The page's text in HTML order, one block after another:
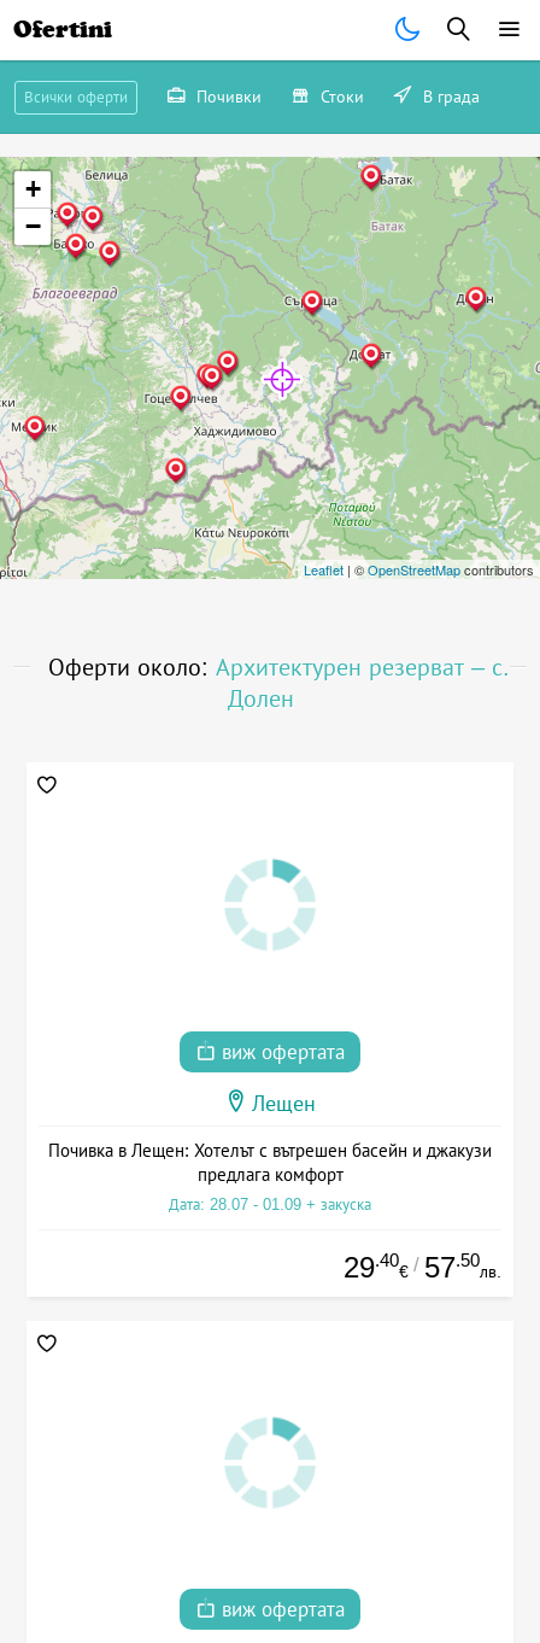
Ofertini
Всички оферти Почивки Стоки В града
+
−
Leaflet | ©OpenStreetMapcontributors
Оферти около: Архитектурен резерват – с.
Долен
виж офертата
Лещен
Почивка в Лещен: Хотелът с вътрешен басейн и джакузи
предлага комфорт
Дата: 28.07 - 01.09 + закуска
29.40
€ / 57.50
лв.
виж офертата